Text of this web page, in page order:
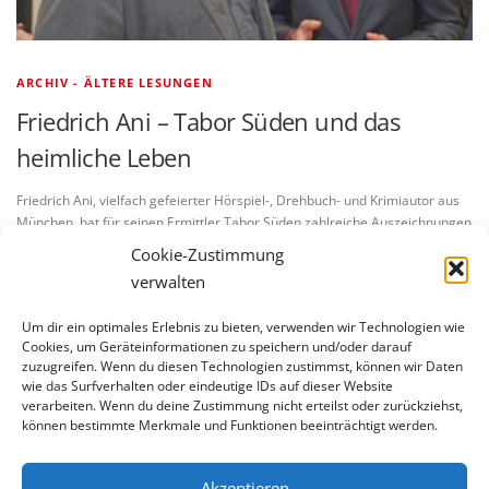
Cookie-Zustimmung
verwalten
Um dir ein optimales Erlebnis zu bieten, verwenden wir Technologien wie
Cookies, um Geräteinformationen zu speichern und/oder darauf
zuzugreifen. Wenn du diesen Technologien zustimmst, können wir Daten
wie das Surfverhalten oder eindeutige IDs auf dieser Website
verarbeiten. Wenn du deine Zustimmung nicht erteilst oder zurückziehst,
können bestimmte Merkmale und Funktionen beeinträchtigt werden.
ARCHIV - ÄLTERE LESUNGEN
Friedrich Ani – Tabor Süden und das
heimliche Leben
Friedrich Ani, vielfach gefeierter Hörspiel-, Drehbuch- und Krimiautor aus
München, hat für seinen Ermittler Tabor Süden zahlreiche Auszeichnungen
bekommen. Am Mittwoch, 24. April 2013, war er zu Gast bei unserem …
BLEIBE AUF DEM LAUFENDEN